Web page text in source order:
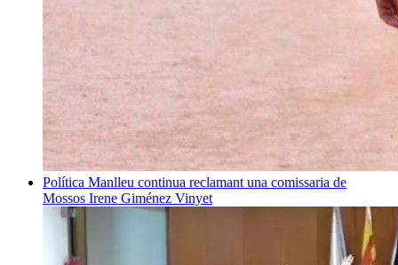
Política Manlleu continua reclamant una comissaria de
Mossos Irene Giménez Vinyet